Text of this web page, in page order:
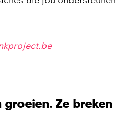
groeien. Ze breken